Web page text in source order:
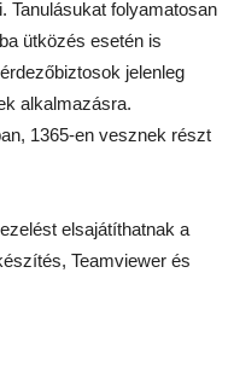
Tanulásukat folyamatosan
ütközés esetén is
jelenleg
alkalmazásra.
1365-en vesznek részt
elsajátíthatnak a
Teamviewer és